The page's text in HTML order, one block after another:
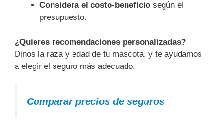
Considera el costo-beneficio según el
presupuesto.
¿Quieres recomendaciones personalizadas?
Dinos la raza y edad de tu mascota, y te ayudamos
a elegir el seguro más adecuado.
Comparar precios de seguros